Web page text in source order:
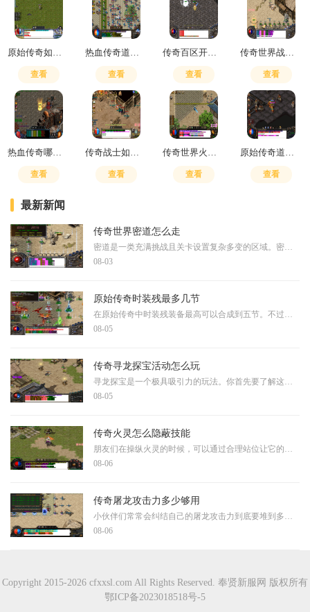
查看 查看 查看 查看
查看 查看 查看 查看
最新新闻
传奇世界密道怎么走
密道是一类充满挑战且关卡设置复杂多变的区域。密道中通常隐藏着各种危险的怪物和陷阱，对玩家的操作水平和团队协作能力有较高要求，玩家在探索过程中需要时刻保持警惕。由于
08-03
原始传奇时装残最多几节
在原始传奇中时装残装备最高可以合成到五节。不过想要达到这个顶级阶段可不是一件容易的事情，需要经过漫长的游戏时间和大量的资源积累。不同等级的时装残装备需要开服天数的
08-05
传奇寻龙探宝活动怎么玩
寻龙探宝是一个极具吸引力的玩法。你首先要了解这个活动的基本规则，通常需要消耗特定的道具才能参与，比如探宝钥匙或者钻石。每一次探宝都会获得随机奖励，同时还能积累积分
08-05
传奇火灵怎么隐蔽技能
朋友们在操纵火灵的时候，可以通过合理站位让它的技能施展过程看起来更隐晦。当你在展开行动时，选择有遮挡物的区域可以使施法动静更不容易被对手察觉。这种隐蔽方式需要你考
08-06
传奇屠龙攻击力多少够用
小伙伴们常常会纠结自己的屠龙攻击力到底要堆到多少才够用，其实这个问题没有一个标准答案，因为它很大程度上取决于你的游戏阶段和战斗目标。对于刚起步的小伙伴来说，不必过
08-06
Copyright 2015-2026 cfxxsl.com All Rights Reserved. 奉贤新服网 版权所有
鄂ICP备2023018518号-5